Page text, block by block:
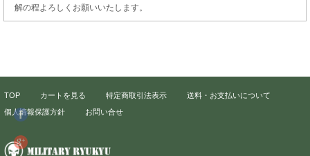
解の程よろしくお願いいたします。
TOP カートを見る 特定商取引法表示
送料・お支払いについて
個人情報保護方針
お問い合せ